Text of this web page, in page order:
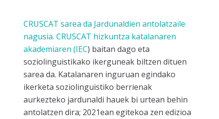
CRUSCAT sarea da Jardunaldien antolatzaile
nagusia. CRUSCAT hizkuntza katalanaren
akademiaren (IEC) baitan dago eta
soziolinguistikako ikerguneak biltzen dituen
sarea da. Katalanaren inguruan egindako
ikerketa soziolinguistiko berrienak
aurkezteko jardunaldi hauek bi urtean behin
antolatzen dira; 2021ean egitekoa zen edizioa